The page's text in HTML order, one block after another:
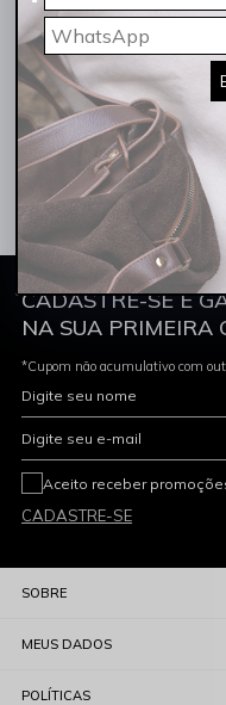
silhueta feminina com
ROCKSHAM oferece
diferenciada, ideal para
peça em resina
CADASTRE-SE E
NA SUA PRIMEIRA
*Cupom não acumulativo com
Digite seu nome
Digite seu e-mail
CADASTRE-SE
Aceito receber
SOBRE
MEUS DADOS
POLÍTICAS